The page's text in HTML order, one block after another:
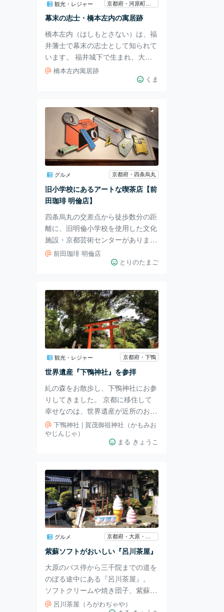
観光・レジャー 京都府・河原町・烏丸・大宮
幕末の志士・橋本左内の寓居跡
橋本左内（はしもとさない）は、福
井藩士で幕末の志士として知られて
います。 福井城下で生まれ、大阪
や江戸で洋学や医学を学びました。
その後、藩主の松平慶永に認めら
改革においては、三岡八郎（由利公
正）とともにその手腕を発揮しまし
た。 この頃、幕府の将軍継嗣問題
が発生し、藩主を中心に一橋慶喜を
支持する運動が広がります。左内は
藩命を受けて江戸から京都に赴き、
この運動を盛んに支援しました。
しかし、井伊大老の就任によりこの
運動は失敗に終わ
橋本左内寓居跡
くま
グルメ 京都府・四条烏丸
旧小学校にあるアートな喫茶店【前
田珈琲 明倫店】
四条烏丸の交差点から徒歩数分の距
離に、旧明倫小学校を使用した文化
施設・京都芸術センターがありま
す。 床が鳴るようなレトロな小学
校跡地内にあるのが、喫茶店「前田
の壁がそびえたち、その周囲に席が
置かれています。 壁からは不思議
なオブジェクトが飛び出していた
り、プロジェクションマッピングが
投影されていたりと、モダンアート
を楽しめるモニュメントになってい
ます。 お店のデザインは前衛的な
がらも、レトロな喫茶店の雰囲気も
残っています。 ブレン
前田珈琲 明倫店
とりのたまご
観光・レジャー 京都府・下鴨
世界遺産『下鴨神社』を参拝
糺の森をお散歩し、下鴨神社にお参
りしてきました。 京都に移住して
幸せなのは、世界遺産が近所のお散
歩コースにあること。 と言っても
最近は忙しくてなかなか来られなか
ったので、久々の本殿へのお参りで
りの人でした。 修学旅行生や外国
の方などで賑わっていましたよ。
この先が本殿です。 何か神事を行
っていたのと、人も多かったので撮
影はここまでにしました。 下鴨神
社には、東本殿と西本殿があり、特
別公開以外は見ることができませ
ん。 手前の拝殿から本殿の方向へ
下鴨神社 | 賀茂御祖神社（かもみお
やじんじゃ）
まる きょうこ
グルメ 京都府・大原・鞍馬・貴船
紫蘇ソフトがおいしい『呂川茶屋』
大原のバス停から三千院までの道を
のぼる途中にある『呂川茶屋』。
ソフトクリームや焼き団子、紫蘇ジ
ュースが美味しいお茶屋さんです。
呂川茶屋（ろがわぢゃや）